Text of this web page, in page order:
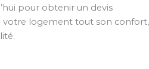
pour obtenir un devis
votre logement tout son confort,